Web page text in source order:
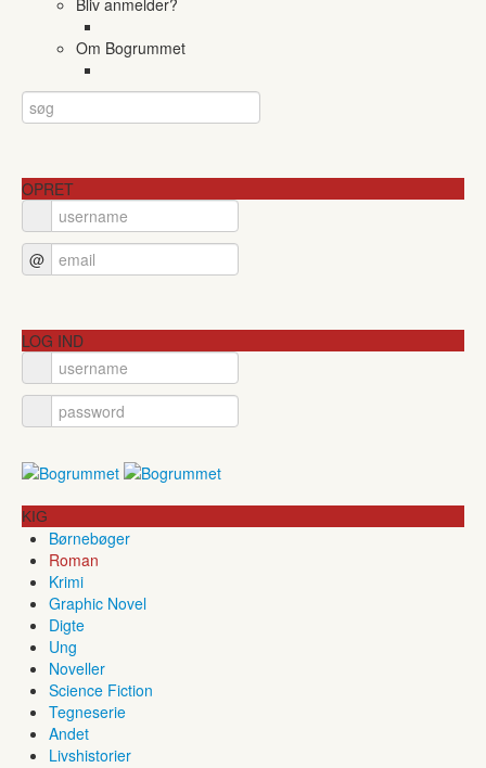
Om Bogrummet
OPRET
@
LOG IND
KIG
Børnebøger
Roman
Krimi
Graphic Novel
Digte
Ung
Noveller
Science Fiction
Tegneserie
Andet
Livshistorier